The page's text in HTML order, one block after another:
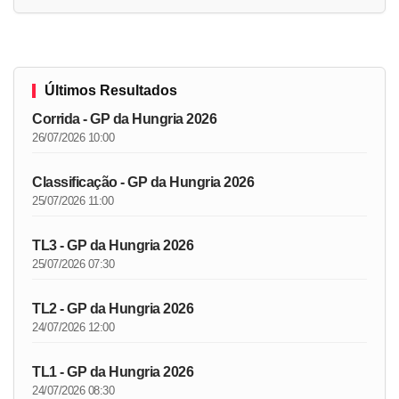
Últimos Resultados
Corrida - GP da Hungria 2026
26/07/2026 10:00
Classificação - GP da Hungria 2026
25/07/2026 11:00
TL3 - GP da Hungria 2026
25/07/2026 07:30
TL2 - GP da Hungria 2026
24/07/2026 12:00
TL1 - GP da Hungria 2026
24/07/2026 08:30